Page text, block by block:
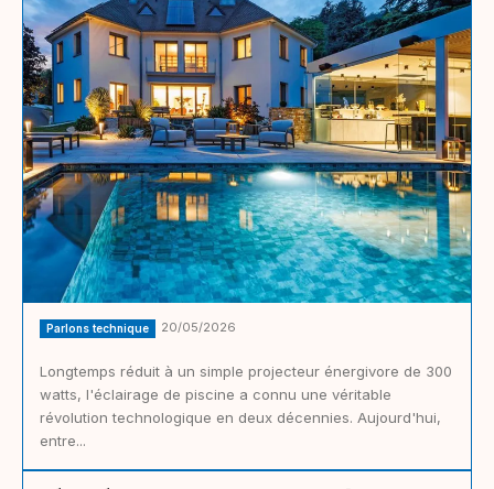
Parlons technique 20/05/2026
Longtemps réduit à un simple projecteur énergivore de 300
watts, l'éclairage de piscine a connu une véritable
révolution technologique en deux décennies. Aujourd'hui,
entre...